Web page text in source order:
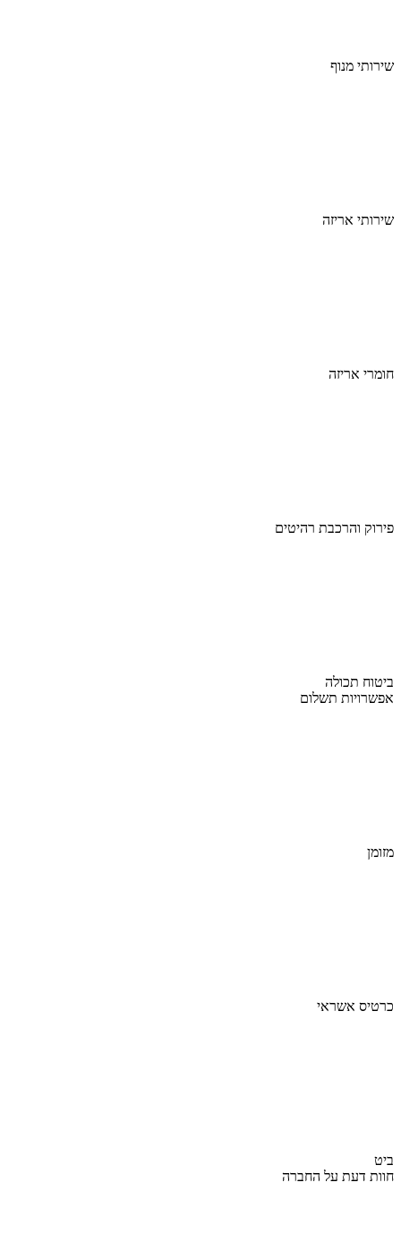
שירותי מנוף
שירותי אריזה
חומרי אריזה
פירוק והרכבת רהיטים
ביטוח תכולה
אפשרויות תשלום
מזומן
כרטיס אשראי
ביט
חוות דעת על החברה